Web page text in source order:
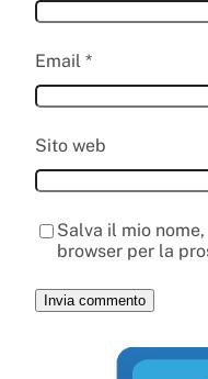
Email *
Sito web
Salva il mio
browser per la